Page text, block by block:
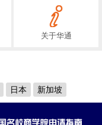
关于华通
日本 新加坡